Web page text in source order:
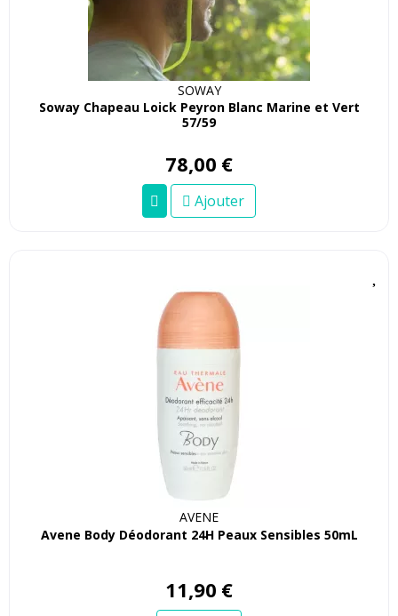
SOWAY
Soway Chapeau Loick Peyron Blanc Marine et Vert
57/59
78,00 €
Ajouter
AVENE
Avene Body Déodorant 24H Peaux Sensibles 50mL
11,90 €